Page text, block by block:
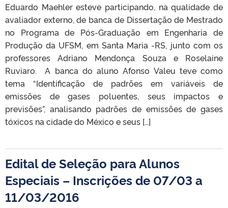
Eduardo Maehler esteve participando, na qualidade de
avaliador externo, de banca de Dissertação de Mestrado
no Programa de Pós-Graduação em Engenharia de
Produção da UFSM, em Santa Maria -RS, junto com os
professores Adriano Mendonça Souza e Roselaine
Ruviaro. A banca do aluno Afonso Valeu teve como
tema “Identificação de padrões em variáveis de
emissões de gases poluentes, seus impactos e
previsões”, analisando padrões de emissões de gases
tóxicos na cidade do México e seus […]
Edital de Seleção para Alunos
Especiais – Inscrições de 07/03 a
11/03/2016